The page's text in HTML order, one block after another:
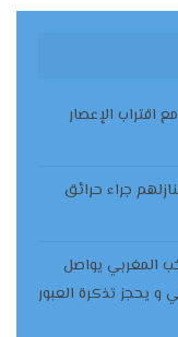
اقتراب الإعصار
من منازلهم جراء حرائق
للسيدات 2026 ..المنتخب المغربي يواصل
و يحجز تذكرة العبور